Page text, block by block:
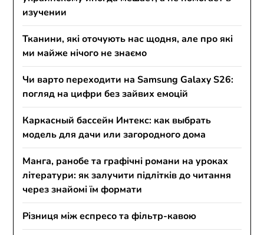
изучении
Тканини, які оточують нас щодня, але про які
ми майже нічого не знаємо
Чи варто переходити на Samsung Galaxy S26:
погляд на цифри без зайвих емоцій
Каркасный бассейн Интекс: как выбрать
модель для дачи или загородного дома
Манга, ранобе та графічні романи на уроках
літератури: як залучити підлітків до читання
через знайомі їм формати
Різниця між еспресо та фільтр-кавою